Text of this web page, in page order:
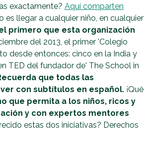
exactamente? Aquí comparten
llegar a cualquier niño, en cualquier
primero que esta organización
del 2013, el primer 'Colegio
desde entonces: cinco en la India y
TED del fundador de' The School in
que todas las
con subtítulos en español. ¡Qué
que permita a los niños, ricos y
y con expertos mentores
estas dos iniciativas? Derechos